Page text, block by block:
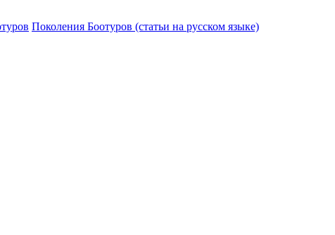
Поколения Боотуров (статьи на русском языке)